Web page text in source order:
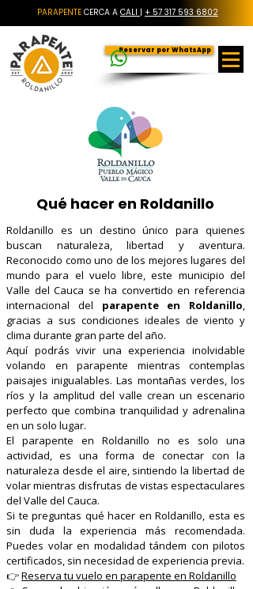
PARAPENTE CERCA A CALI | + 57 317 593 6802
Reservar por WhatsApp
Qué hacer en Roldanillo
Roldanillo es un destino único para quienes
buscan naturaleza, libertad y aventura.
Reconocido como uno de los mejores lugares del
mundo para el vuelo libre, este municipio del
Valle del Cauca se ha convertido en referencia
internacional del parapente en Roldanillo,
gracias a sus condiciones ideales de viento y
clima durante gran parte del año.
Aquí podrás vivir una experiencia inolvidable
volando en parapente mientras contemplas
paisajes inigualables. Las montañas verdes, los
ríos y la amplitud del valle crean un escenario
perfecto que combina tranquilidad y adrenalina
en un solo lugar.
El parapente en Roldanillo no es solo una
actividad, es una forma de conectar con la
naturaleza desde el aire, sintiendo la libertad de
volar mientras disfrutas de vistas espectaculares
del Valle del Cauca.
Si te preguntas qué hacer en Roldanillo, esta es
sin duda la experiencia más recomendada.
Puedes volar en modalidad tándem con pilotos
certificados, sin necesidad de experiencia previa.
👉Reserva tu vuelo en parapente en Roldanillo